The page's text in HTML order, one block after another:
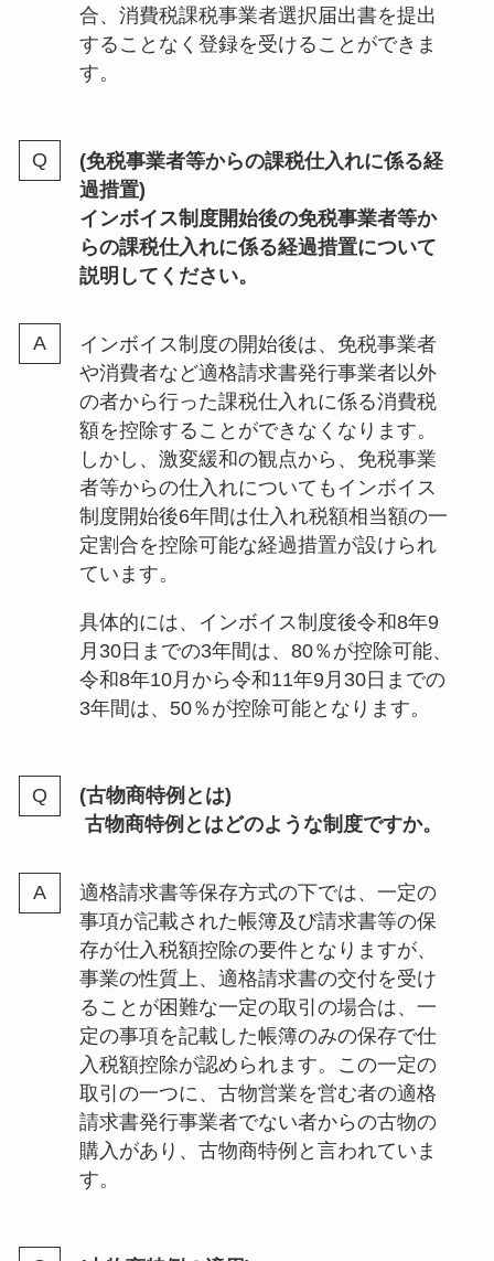
合、消費税課税事業者選択届出書を提出
することなく登録を受けることができま
す。
(免税事業者等からの課税仕入れに係る経
過措置)
インボイス制度開始後の免税事業者等か
らの課税仕入れに係る経過措置について
説明してください。
インボイス制度の開始後は、免税事業者
や消費者など適格請求書発行事業者以外
の者から行った課税仕入れに係る消費税
額を控除することができなくなります。
しかし、激変緩和の観点から、免税事業
者等からの仕入れについてもインボイス
制度開始後6年間は仕入れ税額相当額の一
定割合を控除可能な経過措置が設けられ
ています。
具体的には、インボイス制度後令和8年9
月30日までの3年間は、80％が控除可能、
令和8年10月から令和11年9月30日までの
3年間は、50％が控除可能となります。
(古物商特例とは)
古物商特例とはどのような制度ですか。
適格請求書等保存方式の下では、一定の
事項が記載された帳簿及び請求書等の保
存が仕入税額控除の要件となりますが、
事業の性質上、適格請求書の交付を受け
ることが困難な一定の取引の場合は、一
定の事項を記載した帳簿のみの保存で仕
入税額控除が認められます。この一定の
取引の一つに、古物営業を営む者の適格
請求書発行事業者でない者からの古物の
購入があり、古物商特例と言われていま
す。